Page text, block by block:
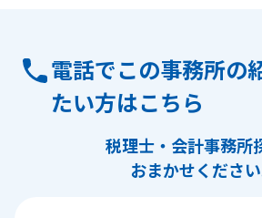
電話でこの事務所の
たい方はこちら
税理士・会計事務所
おまかせください